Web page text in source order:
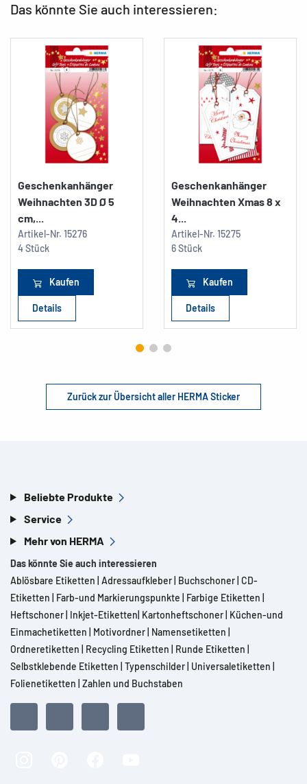
Das könnte Sie auch interessieren:
Geschenkanhänger
Weihnachten 3D Ø 5
cm,...
Artikel-Nr. 15276
4 Stück
Kaufen
Details
Geschenkanhänger
Weihnachten Xmas 8 x
4...
Artikel-Nr. 15275
6 Stück
Kaufen
Details
Zurück zur Übersicht aller HERMA Sticker
Beliebte Produkte
Service
Mehr von HERMA
Das könnte Sie auch interessieren
Ablösbare Etiketten Adressaufkleber Buchschoner CD-
Etiketten
Farb-und Markierungspunkte Farbige Etiketten
Heftschoner Inkjet-Etiketten Kartonheftschoner Küchen-und
Einmachetiketten
Motivordner Namensetiketten
Ordneretiketten
Recycling Etiketten Runde Etiketten
Selbstklebende Etiketten Typenschilder Universaletiketten
Folienetiketten Zahlen und Buchstaben